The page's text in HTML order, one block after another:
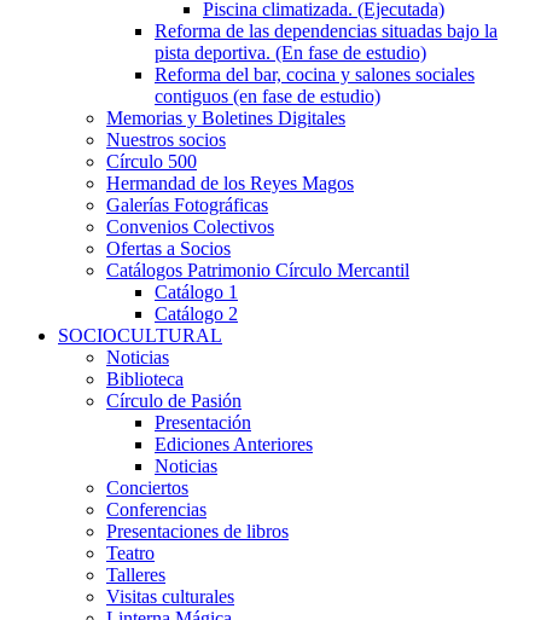
Piscina climatizada. (Ejecutada)
Reforma de las dependencias situadas bajo la
pista deportiva. (En fase de estudio)
Reforma del bar, cocina y salones sociales
contiguos (en fase de estudio)
Memorias y Boletines Digitales
Nuestros socios
Círculo 500
Hermandad de los Reyes Magos
Galerías Fotográficas
Convenios Colectivos
Ofertas a Socios
Catálogos Patrimonio Círculo Mercantil
Catálogo 1
Catálogo 2
SOCIOCULTURAL
Noticias
Biblioteca
Círculo de Pasión
Presentación
Ediciones Anteriores
Noticias
Conciertos
Conferencias
Presentaciones de libros
Teatro
Talleres
Visitas culturales